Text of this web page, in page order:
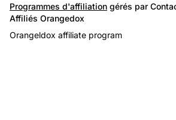
Programmes d'affiliation gérés par
Affiliés Orangedox
Orangeldox affiliate program